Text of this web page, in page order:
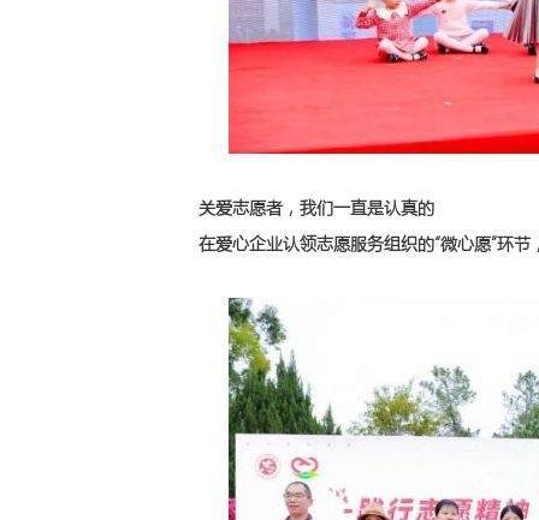
关爱志愿者，我们一直是认真的
在爱心企业认领志愿服务组织的“微心愿”环